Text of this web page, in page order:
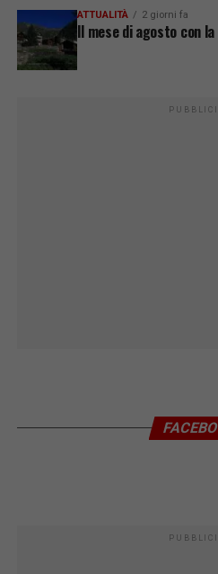
ATTUALITÀ 2 giorni fa
Il mese di agosto con